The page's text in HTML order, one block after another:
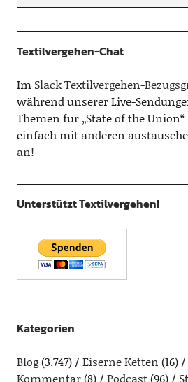
Textilvergehen-Chat
Im Slack Textilvergehen-
während unserer Live-
Themen für „State of the
einfach mit anderen
an!
Unterstützt Textilvergehen!
Kategorien
Blog(3.747) Eiserne Ketten (16)
Kommentar(8) Podcast(96)